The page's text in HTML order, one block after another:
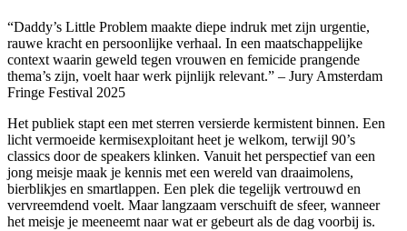
“Daddy’s Little Problem maakte diepe indruk met zijn urgentie,
rauwe kracht en persoonlijke verhaal. In een maatschappelijke
context waarin geweld tegen vrouwen en femicide prangende
thema’s zijn, voelt haar werk pijnlijk relevant.” – Jury Amsterdam
Fringe Festival 2025
Het publiek stapt een met sterren versierde kermistent binnen. Een
licht vermoeide kermisexploitant heet je welkom, terwijl 90’s
classics door de speakers klinken. Vanuit het perspectief van een
jong meisje maak je kennis met een wereld van draaimolens,
bierblikjes en smartlappen. Een plek die tegelijk vertrouwd en
vervreemdend voelt. Maar langzaam verschuift de sfeer, wanneer
het meisje je meeneemt naar wat er gebeurt als de dag voorbij is.